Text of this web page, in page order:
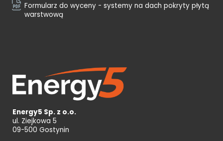
Formularz do wyceny - systemy na dach pokryty płytą
warstwową
Energy5 Sp. z o.o.
ul. Ziejkowa 5
09-500 Gostynin